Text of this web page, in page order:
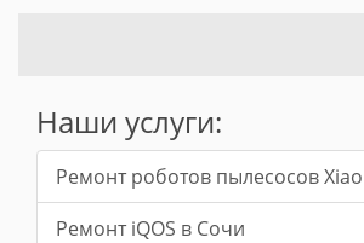
Наши услуги:
Ремонт роботов пылесосов
Ремонт iQOS в Сочи